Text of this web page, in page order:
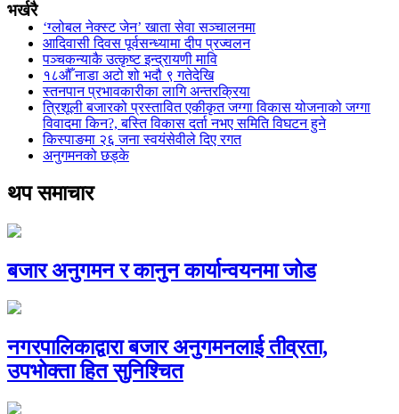
भर्खरै
‘ग्लोबल नेक्स्ट जेन’ खाता सेवा सञ्चालनमा
आदिवासी दिवस पूर्वसन्ध्यामा दीप प्रज्वलन
पञ्चकन्याकै उत्कृष्ट इन्द्रायणी मावि
१८औँ नाडा अटो शो भदौ ९ गतेदेखि
स्तनपान प्रभावकारीका लागि अन्तरक्रिया
त्रिशूली बजारको प्रस्तावित एकीकृत जग्गा विकास योजनाको जग्गा
विवादमा किन?, बस्ति विकास दर्ता नभए समिति विघटन हुने
किस्पाङमा २६ जना स्वयंसेवीले दिए रगत
अनुगमनको छड्के
थप समाचार
बजार अनुगमन र कानुन कार्यान्वयनमा जोड
नगरपालिकाद्वारा बजार अनुगमनलाई तीव्रता,
उपभोक्ता हित सुनिश्चित